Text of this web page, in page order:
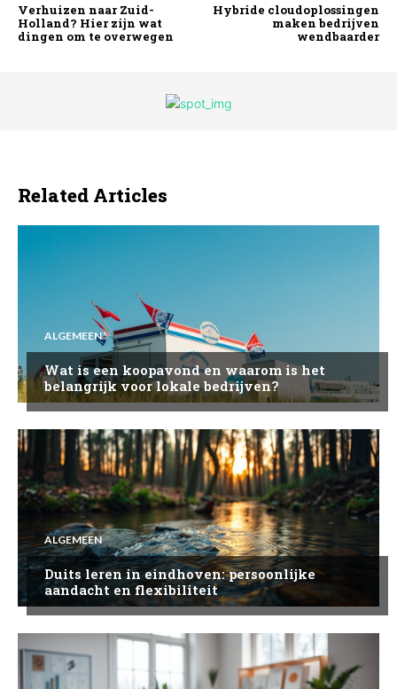
Verhuizen naar Zuid-
Holland? Hier zijn wat
dingen om te overwegen
Hybride cloudoplossingen
maken bedrijven
wendbaarder
Related Articles
ALGEMEEN
Wat is een koopavond en waarom is het
belangrijk voor lokale bedrijven?
ALGEMEEN
Duits leren in eindhoven: persoonlijke
aandacht en flexibiliteit